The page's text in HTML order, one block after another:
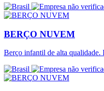
BERÇO NUVEM
Berço infantil de alta